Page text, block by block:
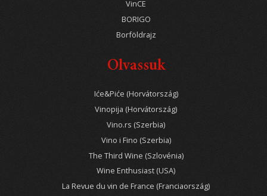
VinCE
BORIGO
Borföldrajz
Olvassuk
Iće&Piće (Horvátország)
Vinopija (Horvátország)
Vino.rs (Szerbia)
Vino i Fino (Szerbia)
The Third Wine (Szlovénia)
Wine Enthusiast (USA)
La Revue du vin de France (Franciaország)